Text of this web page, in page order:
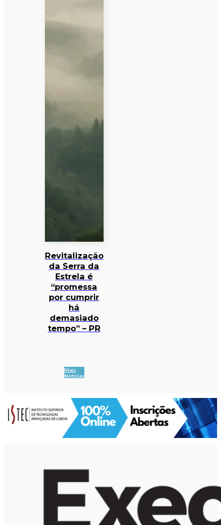
Revitalização
da Serra da
Estrela é
“promessa
por cumprir
há
demasiado
tempo” – PR
Mais
Notícias